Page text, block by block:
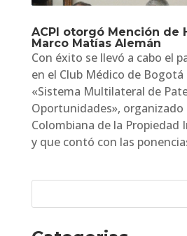
ACPI otorgó Mención de
Marco Matías Alemán
Con éxito se llevó a cabo el
en el Club Médico de
«Sistema Multilateral de
Oportunidades», organizado
Colombiana de la Propiedad
y que contó con las